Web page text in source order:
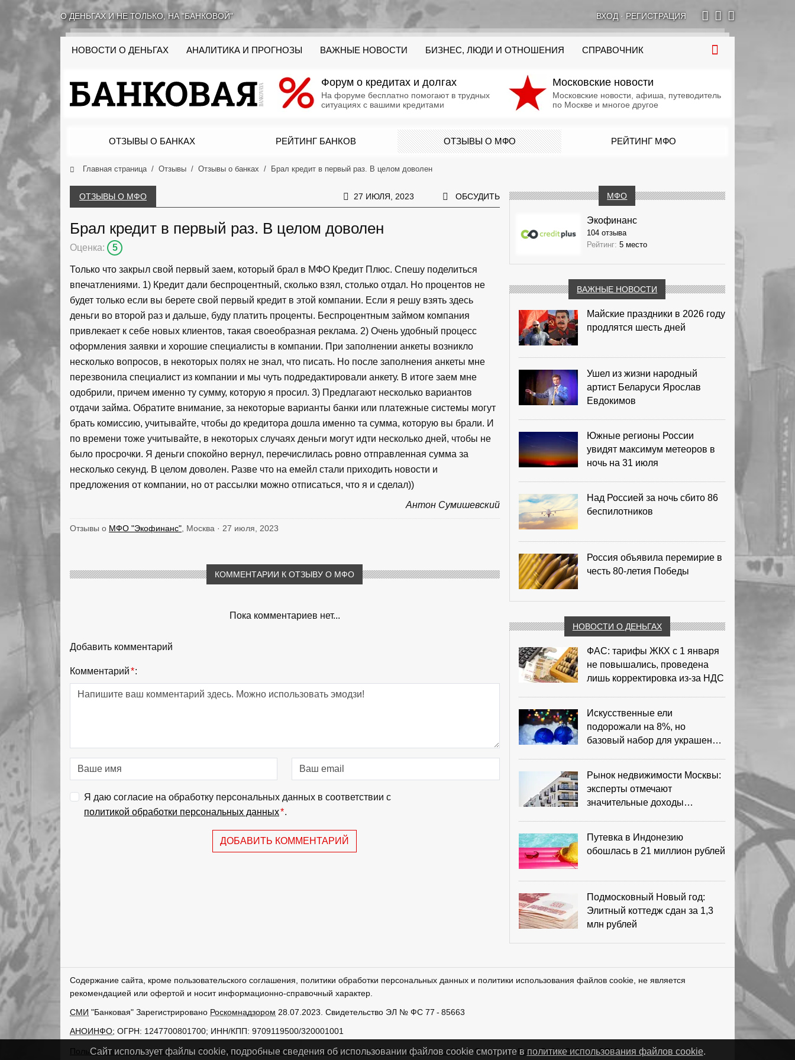
О ДЕНЬГАХ И НЕ ТОЛЬКО, НА "БАНКОВОЙ" ВХОД· РЕГИСТРАЦИЯ
НОВОСТИ О ДЕНЬГАХ АНАЛИТИКА И ПРОГНОЗЫ ВАЖНЫЕ НОВОСТИ БИЗНЕС, ЛЮДИ И ОТНОШЕНИЯ СПРАВОЧНИК
Форум о кредитах и долгах
На форуме бесплатно помогают в трудных
ситуациях с вашими кредитами
Московские новости
Московские новости, афиша, путеводитель
по Москве и многое другое
ОТЗЫВЫ О БАНКАХ РЕЙТИНГ БАНКОВ ОТЗЫВЫ О МФО РЕЙТИНГ МФО
Главная страница Отзывы Отзывы о банках Брал кредит в первый раз. В целом доволен
ОТЗЫВЫ О МФО 27 ИЮЛЯ, 2023 ОБСУДИТЬ
Брал кредит в первый раз. В целом доволен
Оценка: 5
Только что закрыл свой первый заем, который брал в МФО Кредит Плюс. Спешу поделиться
впечатлениями. 1) Кредит дали беспроцентный, сколько взял, столько отдал. Но процентов не
будет только если вы берете свой первый кредит в этой компании. Если я решу взять здесь
деньги во второй раз и дальше, буду платить проценты. Беспроцентным займом компания
привлекает к себе новых клиентов, такая своеобразная реклама. 2) Очень удобный процесс
оформления заявки и хорошие специалисты в компании. При заполнении анкеты возникло
несколько вопросов, в некоторых полях не знал, что писать. Но после заполнения анкеты мне
перезвонила специалист из компании и мы чуть подредактировали анкету. В итоге заем мне
одобрили, причем именно ту сумму, которую я просил. 3) Предлагают несколько вариантов
отдачи займа. Обратите внимание, за некоторые варианты банки или платежные системы могут
брать комиссию, учитывайте, чтобы до кредитора дошла именно та сумма, которую вы брали. И
по времени тоже учитывайте, в некоторых случаях деньги могут идти несколько дней, чтобы не
было просрочки. Я деньги спокойно вернул, перечислилась ровно отправленная сумма за
несколько секунд. В целом доволен. Разве что на емейл стали приходить новости и
предложения от компании, но от рассылки можно отписаться, что я и сделал))
Антон Сумишевский
Отзывы о МФО "Экофинанс" , Москва · 27 июля, 2023
КОММЕНТАРИИ К ОТЗЫВУ О МФО
Пока комментариев нет...
Добавить комментарий
Комментарий*:
Я даю согласие на обработку персональных данных в соответствии с
политикой обработки персональных данных*.
ДОБАВИТЬ КОММЕНТАРИЙ
МФО
Экофинанс
104 отзыва
Рейтинг: 5 место
ВАЖНЫЕ НОВОСТИ
Майские праздники в 2026 году
продлятся шесть дней
Ушел из жизни народный
артист Беларуси Ярослав
Евдокимов
Южные регионы России
увидят максимум метеоров в
ночь на 31 июля
Над Россией за ночь сбито 86
беспилотников
Россия объявила перемирие в
честь 80-летия Победы
НОВОСТИ О ДЕНЬГАХ
ФАС: тарифы ЖКХ с 1 января
не повышались, проведена
лишь корректировка из‑за НДС
Искусственные ели
подорожали на 8%, но
базовый набор для украшения
Рынок недвижимости Москвы:
эксперты отмечают
значительные доходы
Путевка в Индонезию
обошлась в 21 миллион рублей
Подмосковный Новый год:
Элитный коттедж сдан за 1,3
млн рублей
Содержание сайта, кроме пользовательского соглашения, политики обработки персональных данных и политики использования файлов cookie, не является
рекомендацией или офертой и носит информационно-справочный характер.
СМИ "Банковая" Зарегистрировано Роскомнадзором 28.07.2023. Свидетельство ЭЛ № ФС 77 - 85663
АНОИНФО; ОГРН: 1247700801700; ИНН/КПП: 9709119500/320001001
Пользовательское соглашение Политика обработки персональных данных Использование cookies Сделано вРунетЛаб – Сайты и CRM
Сайт использует файлы cookie, подробные сведения об использовании файлов cookie смотрите вполитике использования файлов cookie.